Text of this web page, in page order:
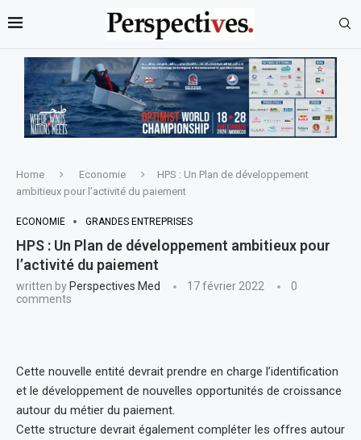
Home Economie
HPS : Un Plan de développement
ambitieux pour l’activité du paiement
ECONOMIE GRANDES ENTREPRISES
HPS : Un Plan de développement ambitieux pour
l’activité du paiement
written by Perspectives Med 17 février 2022
0
comments
Cette nouvelle entité devrait prendre en charge l’identification
et le développement de nouvelles opportunités de croissance
autour du métier du paiement.
Cette structure devrait également compléter les offres autour